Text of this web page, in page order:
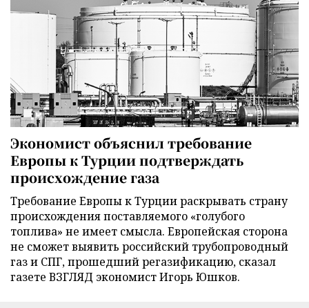
Экономист объяснил требование
Европы к Турции подтверждать
происхождение газа
Требование Европы к Турции раскрывать страну
происхождения поставляемого «голубого
топлива» не имеет смысла. Европейская сторона
не сможет выявить российский трубопроводный
газ и СПГ, прошедший регазификацию, сказал
газете ВЗГЛЯД экономист Игорь Юшков.